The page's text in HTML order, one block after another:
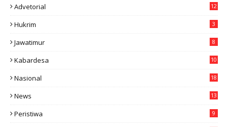
Advetorial 12
Hukrim 3
Jawatimur 8
Kabardesa
10
Nasional
18
News
13
Peristiwa 9